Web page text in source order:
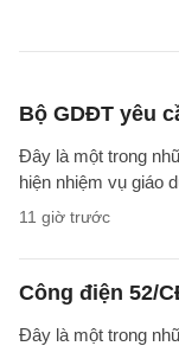
Bộ GDĐT yêu
Đây là một trong
hiện nhiệm vụ giáo
11 giờ trước
Công điện 52/
Đây là một trong